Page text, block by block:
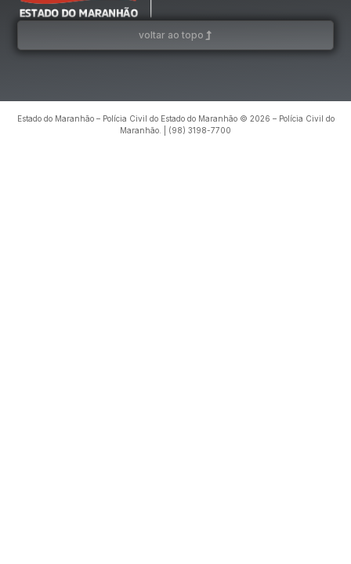
voltar ao topo
Estado do Maranhão – Polícia Civil do Estado do Maranhão © 2026 – Polícia Civil do
Maranhão. | (98) 3198-7700